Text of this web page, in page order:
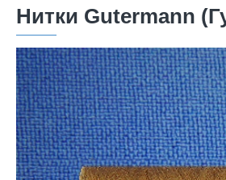
Нитки Gutermann